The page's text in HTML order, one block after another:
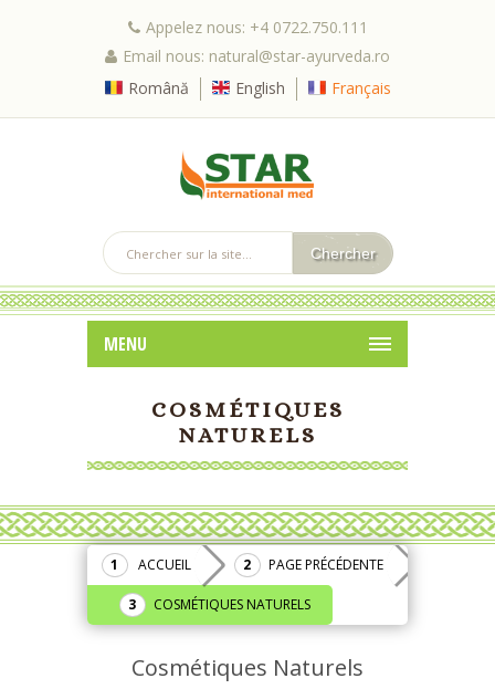
Appelez nous: +4 0722.750.111
Email nous: natural@star-ayurveda.ro
Română
English Français
MENU
COSMÉTIQUES
NATURELS
ACCUEIL PAGE PRÉCÉDENTE
COSMÉTIQUES NATURELS
Cosmétiques Naturels